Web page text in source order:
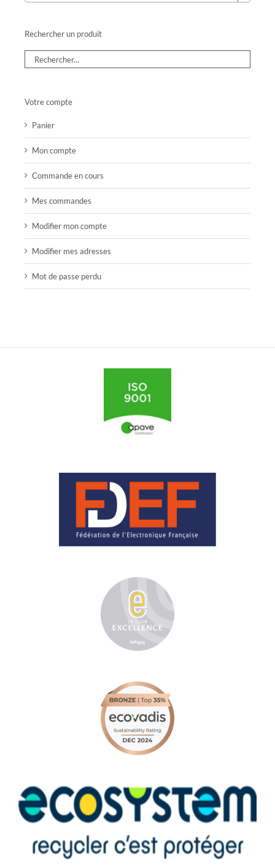
Rechercher un produit
Votre compte
Panier
Mon compte
Commande en cours
Mes commandes
Modifier mon compte
Modifier mes adresses
Mot de passe perdu